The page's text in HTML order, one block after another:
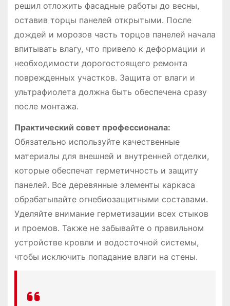
решил отложить фасадные работы до весны,
оставив торцы панелей открытыми. После
дождей и морозов часть торцов панелей начала
впитывать влагу, что привело к деформации и
необходимости дорогостоящего ремонта
поврежденных участков. Защита от влаги и
ультрафиолета должна быть обеспечена сразу
после монтажа.
Практический совет профессионала:
Обязательно используйте качественные
материалы для внешней и внутренней отделки,
которые обеспечат герметичность и защиту
панелей. Все деревянные элементы каркаса
обрабатывайте огнебиозащитными составами.
Уделяйте внимание герметизации всех стыков
и проемов. Также не забывайте о правильном
устройстве кровли и водосточной системы,
чтобы исключить попадание влаги на стены.